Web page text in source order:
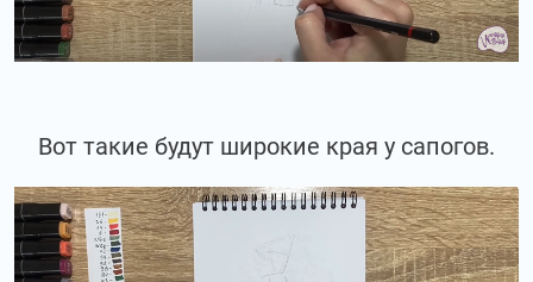
Вот такие будут широкие края у сапогов.